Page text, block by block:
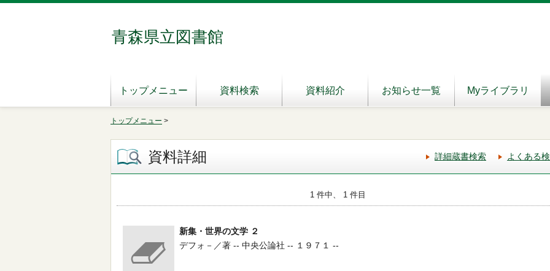
青森県立図書館
トップメニュー 資料検索 資料紹介 お知らせ一覧 Myライブラリ
トップメニュー >
資料詳細 詳細蔵書検索 よくある
1 件中、 1 件目
新集・世界の文学 ２
デフォ－／著 -- 中央公論社 -- １９７１ --